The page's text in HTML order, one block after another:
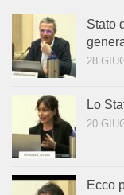
Stato
28
Lo
20
Ecco